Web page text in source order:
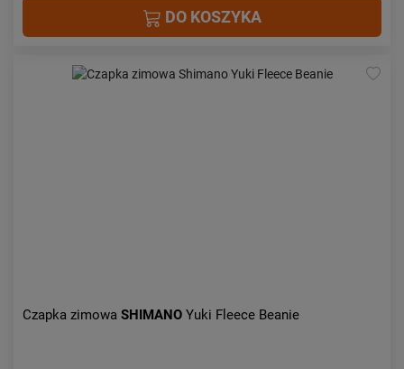
DO KOSZYKA
Czapka zimowa SHIMANO Yuki Fleece Beanie